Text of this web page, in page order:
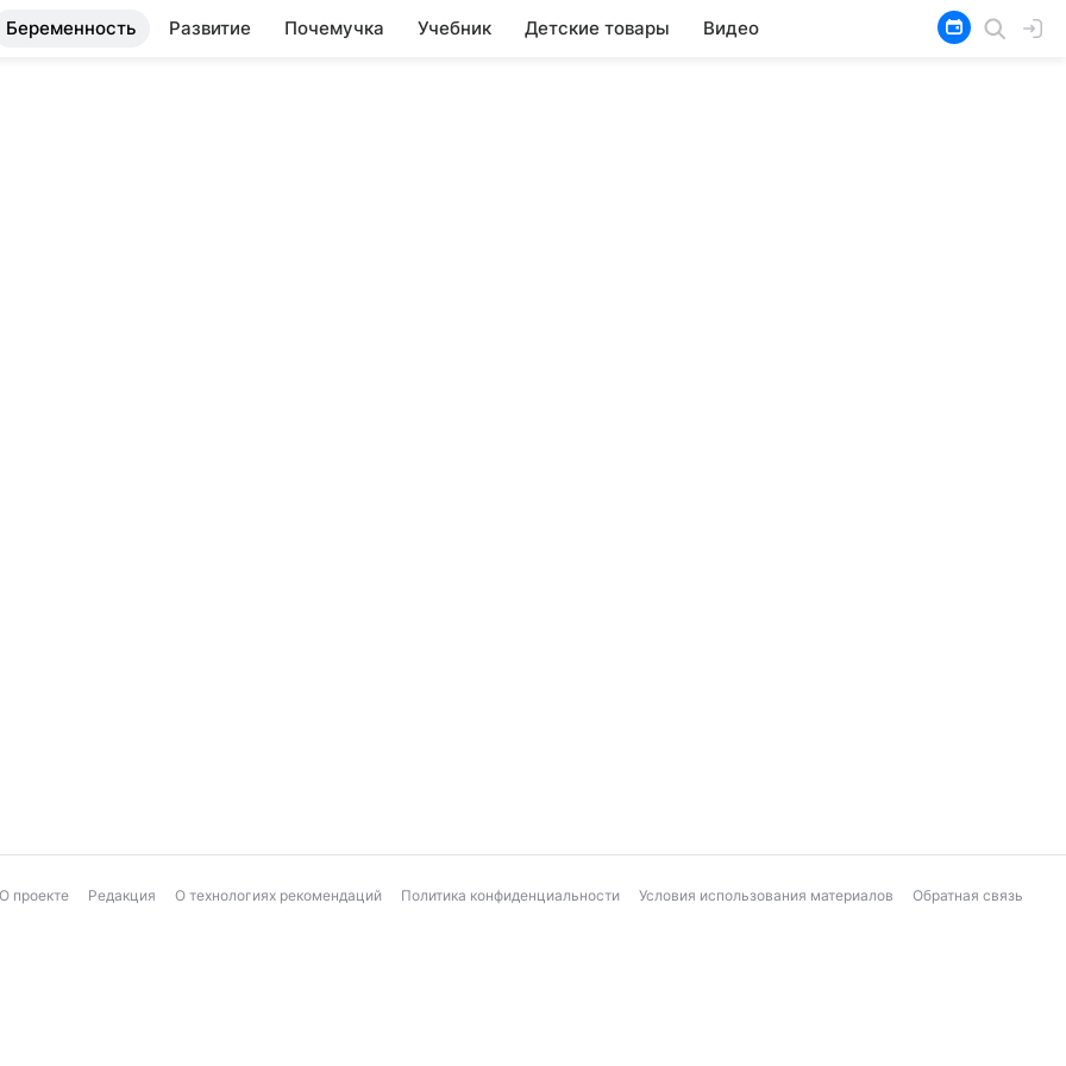
Беременность Развитие Почемучка Учебник Детские товары Видео
О проекте Редакция О технологиях рекомендаций Политика конфиденциальности Условия использования материалов Обратная связь